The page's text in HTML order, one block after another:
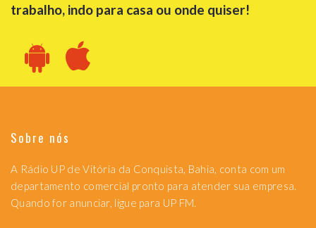
trabalho, indo para casa ou onde quiser!
Sobre nós
A Rádio UP de Vitória da Conquista, Bahia, conta com um
departamento comercial pronto para atender sua empresa.
Quando for anunciar, ligue para UP FM.